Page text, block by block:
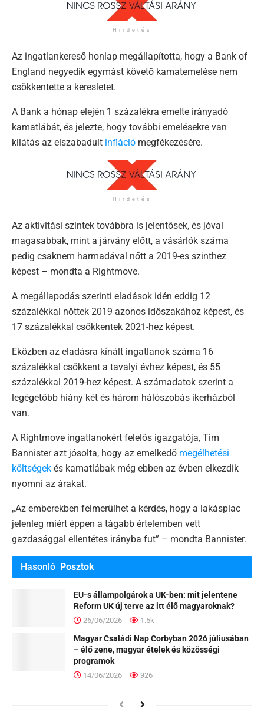
Hirdetés
Az ingatlankereső honlap megállapította, hogy a Bank of
England negyedik egymást követő kamatemelése nem
csökkentette a keresletet.
A Bank a hónap elején 1 százalékra emelte irányadó
kamatlábát, és jelezte, hogy további emelésekre van
kilátás az elszabadult infláció megfékezésére.
Hirdetés
Az aktivitási szintek továbbra is jelentősek, és jóval
magasabbak, mint a járvány előtt, a vásárlók száma
pedig csaknem harmadával nőtt a 2019-es szinthez
képest – mondta a Rightmove.
A megállapodás szerinti eladások idén eddig 12
százalékkal nőttek 2019 azonos időszakához képest, és
17 százalékkal csökkentek 2021-hez képest.
Eközben az eladásra kínált ingatlanok száma 16
százalékkal csökkent a tavalyi évhez képest, és 55
százalékkal 2019-hez képest. A számadatok szerint a
legégetőbb hiány két és három hálószobás ikerházból
van.
A Rightmove ingatlanokért felelős igazgatója, Tim
Bannister azt jósolta, hogy az emelkedő megélhetési
költségek és kamatlábak még ebben az évben elkezdik
nyomni az árakat.
„Az emberekben felmerülhet a kérdés, hogy a lakáspiac
jelenleg miért éppen a tágabb értelemben vett
gazdasággal ellentétes irányba fut” – mondta Bannister.
Hasonló Posztok
EU-s állampolgárok a UK-ben: mit jelentene
Reform UK új terve az itt élő magyaroknak?
26/06/2026 1.5k
Magyar Családi Nap Corbyban 2026 júliusában
– élő zene, magyar ételek és közösségi
programok
14/06/2026 926